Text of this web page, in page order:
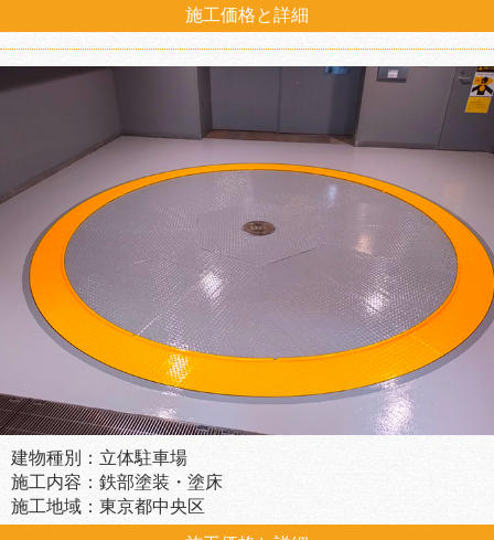
施工価格と詳細
建物種別：立体駐車場
施工内容：鉄部塗装・塗床
施工地域：東京都中央区